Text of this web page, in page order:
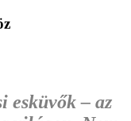
esküvők– az